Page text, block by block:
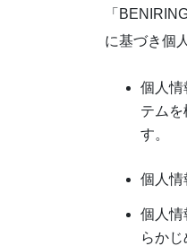
「
に基づき個
個人情
テム
す。
個人情
個人情
らか